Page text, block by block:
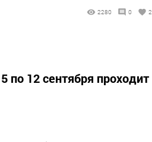
2280 0 2
12 сентября проходит